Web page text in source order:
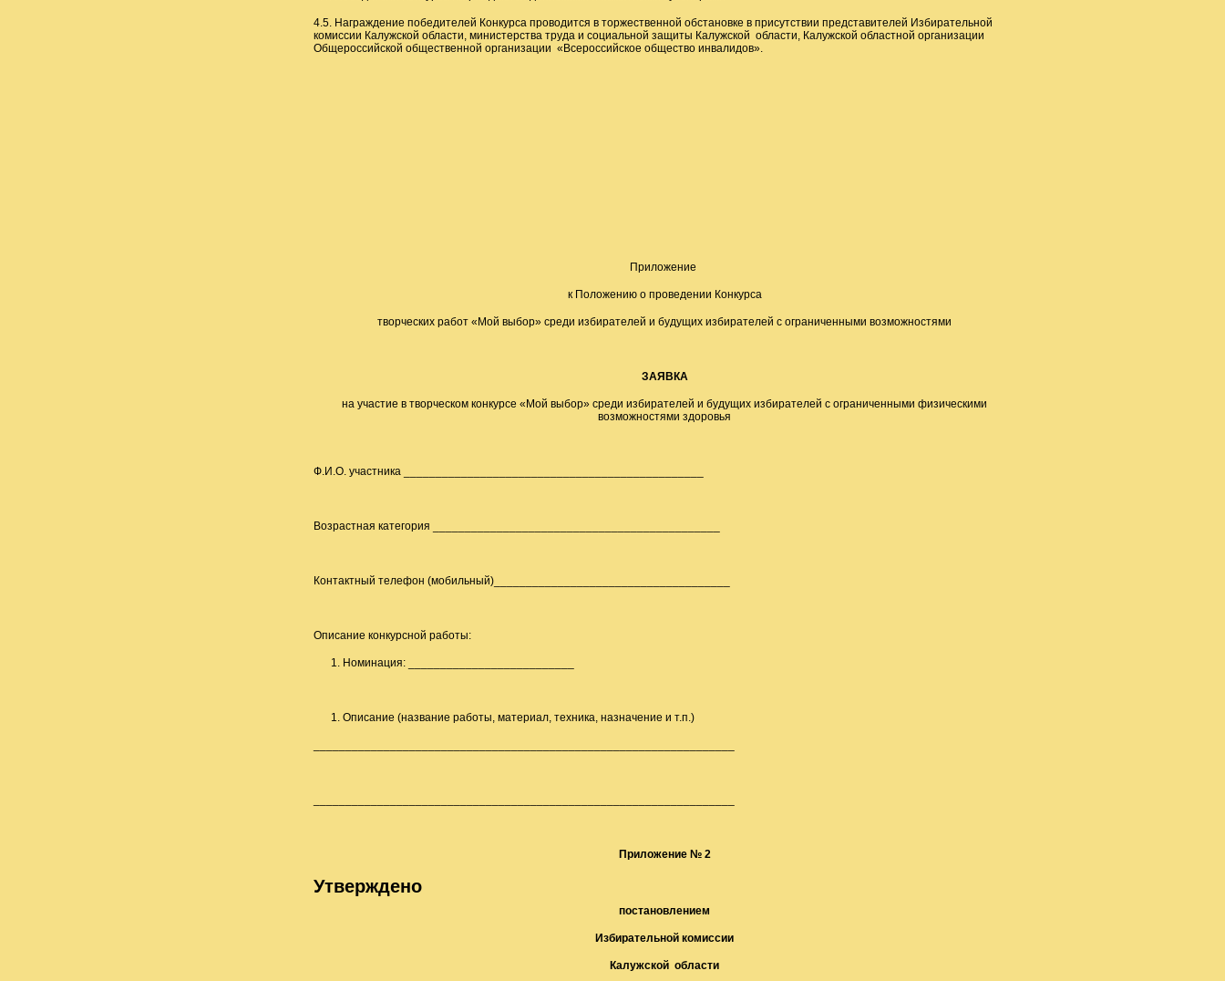
4.5. Награждение победителей Конкурса проводится в торжественной обстановке в присутствии представителей Избирательной
комиссии Калужской области, министерства труда и социальной защиты Калужской области, Калужской областной организации
Общероссийской общественной организации «Всероссийское общество инвалидов».
Приложение
к Положению о проведении Конкурса
творческих работ «Мой выбор» среди избирателей и будущих избирателей с ограниченными возможностями
ЗАЯВКА
на участие в творческом конкурсе «Мой выбор» среди избирателей и будущих избирателей с ограниченными физическими
возможностями здоровья
Ф.И.О. участника _______________________________________________
Возрастная категория _____________________________________________
Контактный телефон (мобильный)_____________________________________
Описание конкурсной работы:
Номинация: __________________________
Описание (название работы, материал, техника, назначение и т.п.)
Приложение № 2
Утверждено
постановлением
Избирательной комиссии
Калужской области